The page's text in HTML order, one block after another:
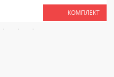
КОМПЛЕКТ